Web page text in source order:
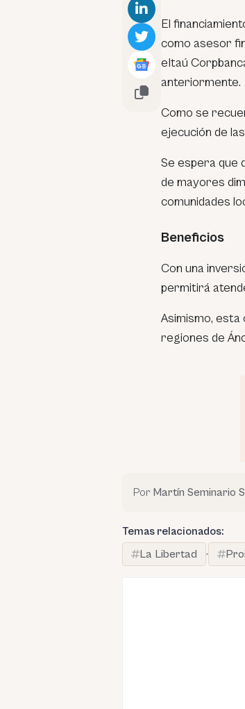
El
como asesor
eItaú
anteriormente.
Como se
ejecución de
Se espera que
de mayores
comunidades
Beneficios
Con una
permitirá
Asimismo,
regiones de
Por Martín Seminario
Temas relacionados:
La Libertad
·